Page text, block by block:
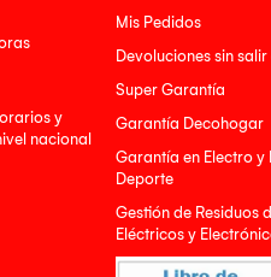
Mis Pedidos
Devoluciones sin
Super Garantía
Garantía Decohogar
Garantía en Electro y
Deporte
Gestión de Residuos
Eléctricos y
y
nacional